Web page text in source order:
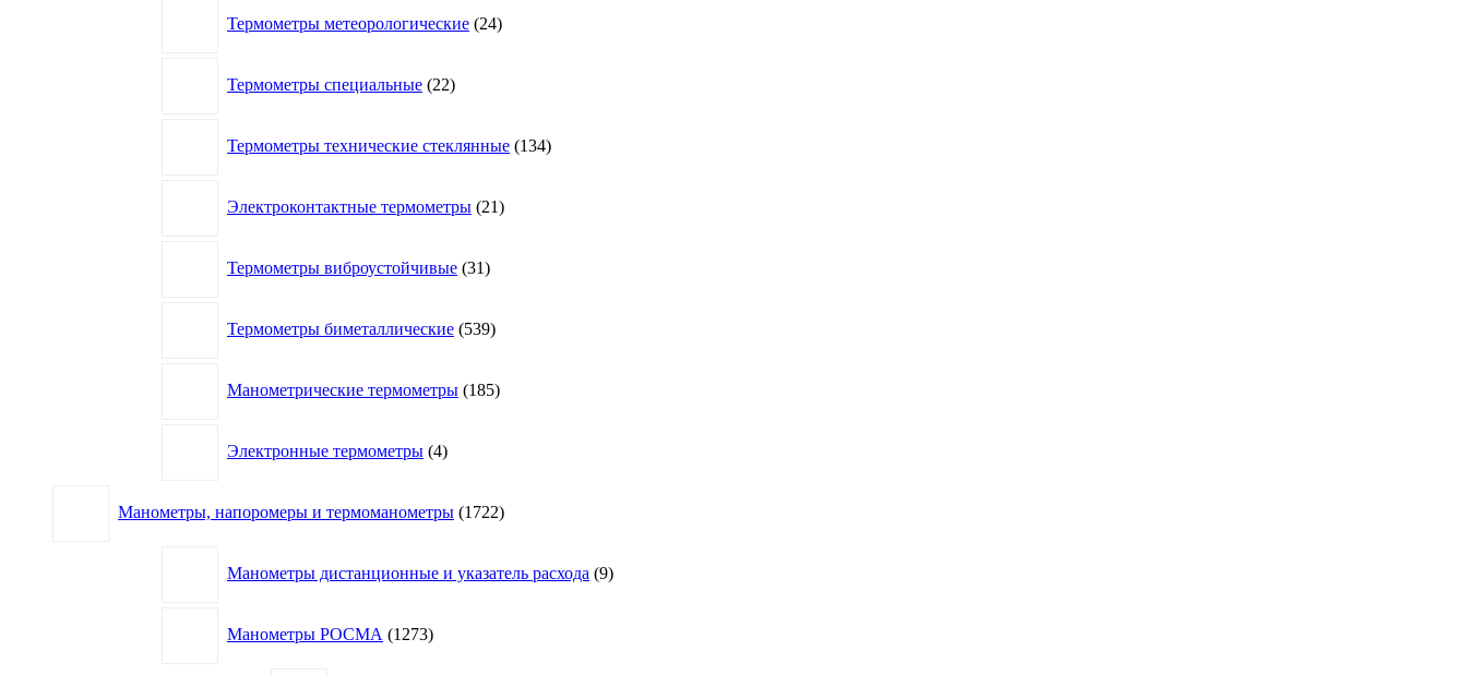
Термометры метеорологические 24товара
Термометры специальные 22товара
Термометры технические стеклянные 134товара
Электроконтактные термометры 21товар
Термометры виброустойчивые 31товар
Термометры биметаллические 539товаров
Манометрические термометры 185товаров
Электронные термометры 4товара
Манометры, напоромеры и термоманометры 1722товара
Манометры дистанционные и указатель расхода 9товаров
Манометры РОСМА 1273товара